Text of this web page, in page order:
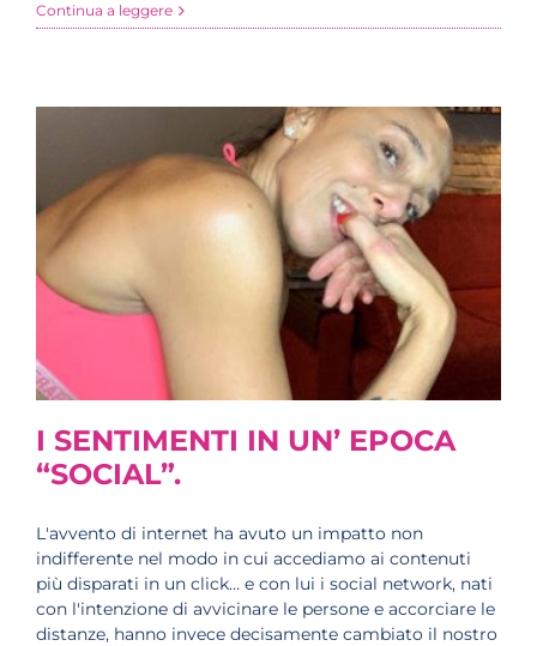
Continua a leggere
I SENTIMENTI IN UN’ EPOCA
“SOCIAL”.
L'avvento di internet ha avuto un impatto non
indifferente nel modo in cui accediamo ai contenuti
più disparati in un click… e con lui i social network, nati
con l'intenzione di avvicinare le persone e accorciare le
distanze, hanno invece decisamente cambiato il nostro